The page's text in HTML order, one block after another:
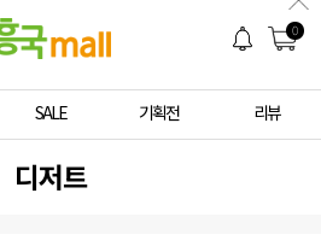
0
SALE 기획전 리뷰
디저트